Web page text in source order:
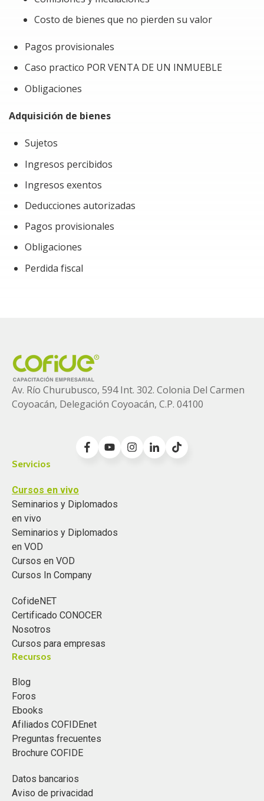
Atender los requerimientos de la autoridad.
obligaciones.
Aplicar un costo fiscal incorrecto al bien, lo que
podría resultar en una utilidad o pérdida fiscal
equivocada.
Costo de bienes que no pierden su valor
Pagos provisionales
Caso practico POR VENTA DE UN INMUEBLE
Obligaciones
Adquisición de bienes
Sujetos
Ingresos percibidos
Ingresos exentos
Deducciones autorizadas
Pagos provisionales
Obligaciones
Perdida fiscal
Av. Río Churubusco, 594 Int. 302. Colonia Del Carmen
Coyoacán, Delegación Coyoacán, C.P. 04100
Servicios
Cursos en vivo
Seminarios y Diplomados
en vivo
Seminarios y Diplomados
en VOD
Cursos en VOD
Cursos In Company
CofideNET
Certificado CONOCER
Nosotros
Cursos para empresas
Recursos
Blog
Foros
Ebooks
Afiliados COFIDEnet
Preguntas frecuentes
Brochure COFIDE
Datos bancarios
Aviso de privacidad